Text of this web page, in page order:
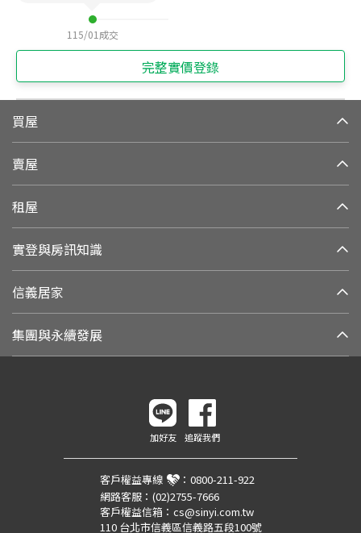
115/01 成交
完整實價登錄
買屋
賣屋
租屋
實登與房訊知識
信義居家
集團與永續發展
加好友 追蹤我們
客戶權益專線 ： 0800-211-922
網路客服： (02)2755-7666
客戶權益信箱： cs@sinyi.com.tw
110 台北市信義區信義路五段100號